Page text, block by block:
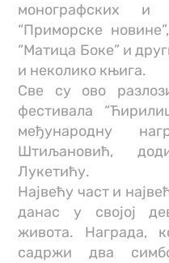
монографских и
“Приморске
“Матица Боке” и
и неколико књига.
Све су ово
фестивала
међународну
Штиљановић,
Лукетићу.
Највећу част и
данас у својој
живота. Награда,
садржи два